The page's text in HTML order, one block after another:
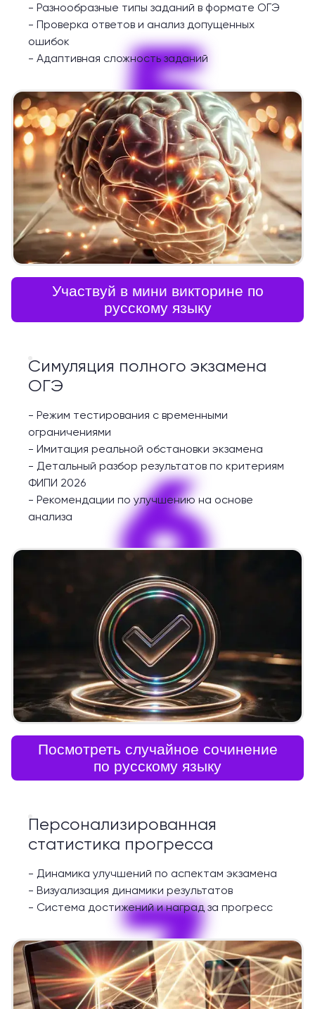
5
- Разнообразные типы заданий в формате ОГЭ
- Проверка ответов и анализ допущенных
ошибок
- Адаптивная сложность заданий
Участвуй в мини викторине по
русскому языку
6
Симуляция полного экзамена
ОГЭ
- Режим тестирования с временными
ограничениями
- Имитация реальной обстановки экзамена
- Детальный разбор результатов по критериям
ФИПИ 2026
- Рекомендации по улучшению на основе
анализа
Посмотреть случайное сочинение
по русскому языку
7
Персонализированная
статистика прогресса
- Динамика улучшений по аспектам экзамена
- Визуализация динамики результатов
- Система достижений и наград за прогресс